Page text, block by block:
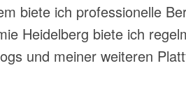
biete ich professionelle
Heidelberg biete ich
und meiner weiteren